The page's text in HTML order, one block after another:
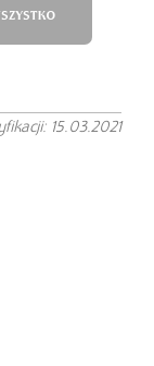
15.03.2021